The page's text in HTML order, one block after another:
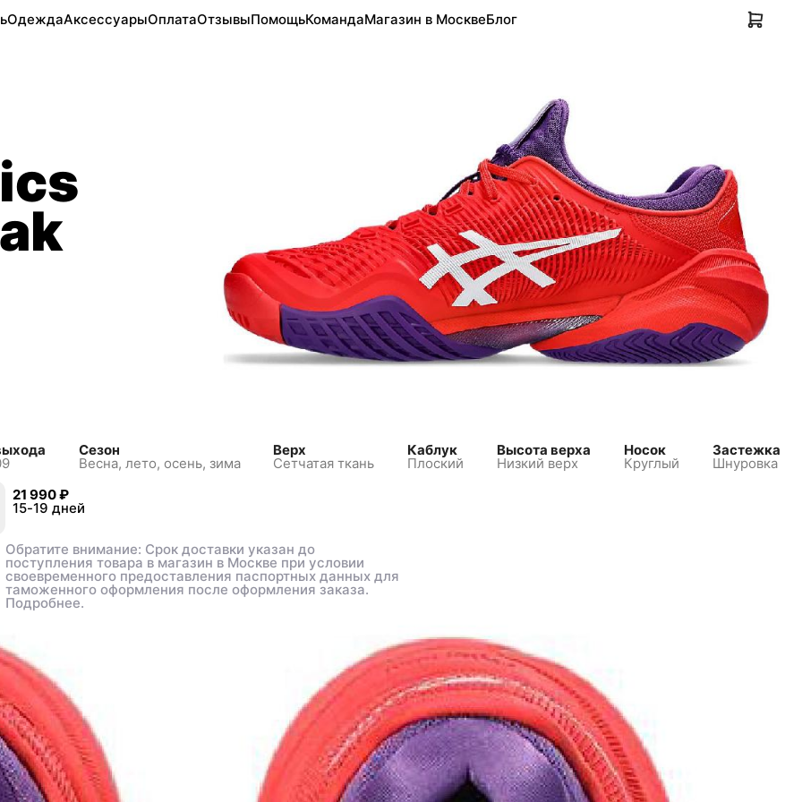
ОдеждаАксессуарыОплатаОтзывыПомощьКомандаМагазин в МосквеБлог
Сезон
Весна, лето, осень, зима
Верх
Сетчатая ткань
Каблук
Плоский
Высота верха
Низкий верх
Носок
Круглый
Застежка
Шнуровка
45
21 990 ₽
15-19 дней
Обратите внимание: Срок доставки указан до
поступления товара в магазин в Москве при условии
своевременного предоставления паспортных данных для
таможенного оформления после оформления заказа.
Подробнее.
45
21 990 ₽
15-19 дней
Обратите внимание: Срок доставки указан до
поступления товара в магазин в Москве при условии
своевременного предоставления паспортных данных для
таможенного оформления после оформления заказа.
Подробнее.